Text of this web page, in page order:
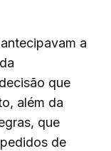
a
que
além da
que
de